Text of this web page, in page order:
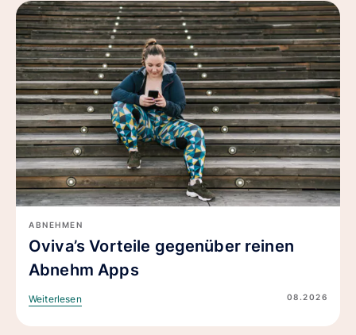
ABNEHMEN
Oviva’s Vorteile gegenüber reinen
Abnehm Apps
Weiterlesen 08.2026